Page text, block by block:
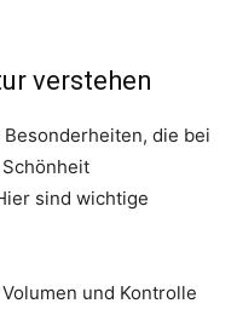
verstehen
die bei
sind wichtige
und Kontrolle